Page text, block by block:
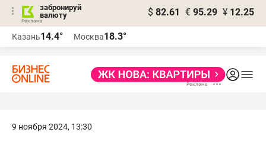
забронируй
валюту
$ 82.61 € 95.29 ¥ 12.25
Казань14.4° Москва18.3°
9 ноября 2024, 13:30